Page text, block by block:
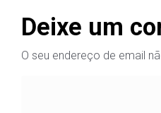
Deixe um
O seu endereço de email